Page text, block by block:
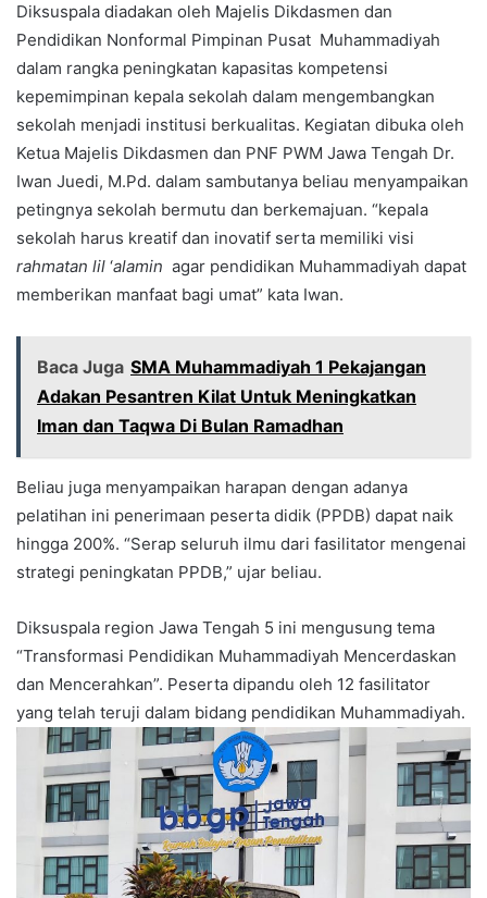
Diksuspala diadakan oleh Majelis Dikdasmen dan
Pendidikan Nonformal Pimpinan Pusat Muhammadiyah
dalam rangka peningkatan kapasitas kompetensi
kepemimpinan kepala sekolah dalam mengembangkan
sekolah menjadi institusi berkualitas. Kegiatan dibuka oleh
Ketua Majelis Dikdasmen dan PNF PWM Jawa Tengah Dr.
Iwan Juedi, M.Pd. dalam sambutanya beliau menyampaikan
petingnya sekolah bermutu dan berkemajuan. “kepala
sekolah harus kreatif dan inovatif serta memiliki visi
rahmatan lil ‘alamin agar pendidikan Muhammadiyah dapat
memberikan manfaat bagi umat” kata Iwan.
Baca Juga SMA Muhammadiyah 1 Pekajangan
Adakan Pesantren Kilat Untuk Meningkatkan
Iman dan Taqwa Di Bulan Ramadhan
Beliau juga menyampaikan harapan dengan adanya
pelatihan ini penerimaan peserta didik (PPDB) dapat naik
hingga 200%. “Serap seluruh ilmu dari fasilitator mengenai
strategi peningkatan PPDB,” ujar beliau.
Diksuspala region Jawa Tengah 5 ini mengusung tema
“Transformasi Pendidikan Muhammadiyah Mencerdaskan
dan Mencerahkan”. Peserta dipandu oleh 12 fasilitator
yang telah teruji dalam bidang pendidikan Muhammadiyah.